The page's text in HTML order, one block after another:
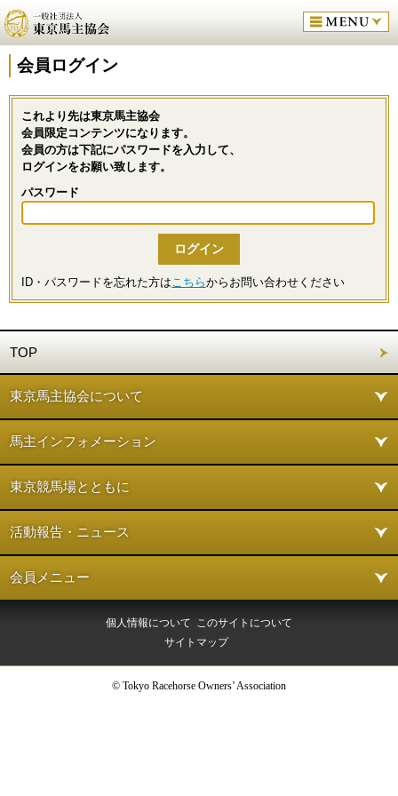
会員ログイン
これより先は東京馬主協会
会員限定コンテンツになります。
会員の方は下記にパスワードを入力して、
ログインをお願い致します。
パスワード
ID・パスワードを忘れた方はこちらからお問い合わせください
TOP
東京馬主協会について
馬主インフォメーション
東京競馬場とともに
活動報告・ニュース
会員メニュー
個人情報について このサイトについて
サイトマップ
© Tokyo Racehorse Owners’ Association